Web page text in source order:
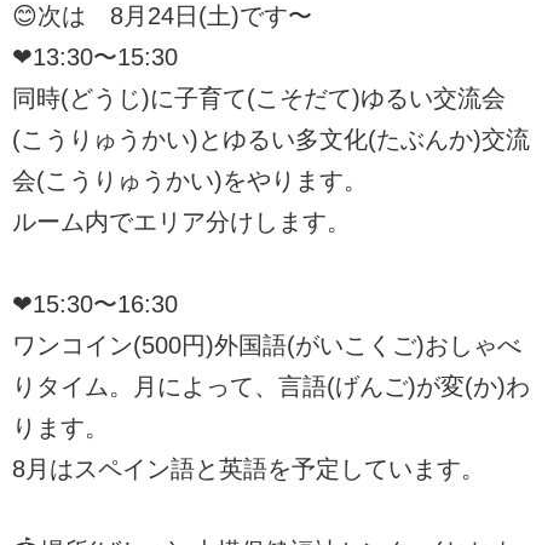
😊次は 8月24日(土)です〜
❤︎13:30〜15:30
同時(どうじ)に子育て(こそだて)ゆるい交流会
(こうりゅうかい)とゆるい多文化(たぶんか)交流
会(こうりゅうかい)をやります。
ルーム内でエリア分けします。
❤︎15:30〜16:30
ワンコイン(500円)外国語(がいこくご)おしゃべ
りタイム。月によって、言語(げんご)が変(か)わ
ります。
8月はスペイン語と英語を予定しています。